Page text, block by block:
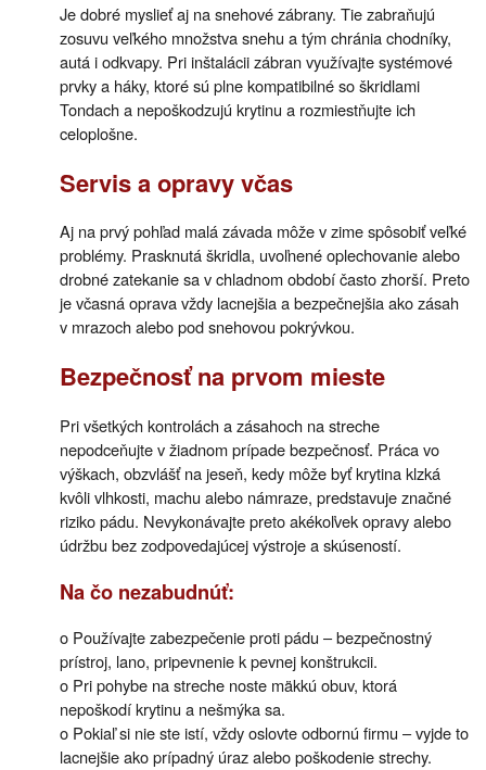
Je dobré myslieť aj na snehové zábrany. Tie zabraňujú
zosuvu veľkého množstva snehu a tým chránia chodníky,
autá i odkvapy. Pri inštalácii zábran využívajte systémové
prvky a háky, ktoré sú plne kompatibilné so škridlami
Tondach a nepoškodzujú krytinu a rozmiestňujte ich
celoplošne.
Servis a opravy včas
Aj na prvý pohľad malá závada môže v zime spôsobiť veľké
problémy. Prasknutá škridla, uvoľnené oplechovanie alebo
drobné zatekanie sa v chladnom období často zhorší. Preto
je včasná oprava vždy lacnejšia a bezpečnejšia ako zásah
v mrazoch alebo pod snehovou pokrývkou.
Bezpečnosť na prvom mieste
Pri všetkých kontrolách a zásahoch na streche
nepodceňujte v žiadnom prípade bezpečnosť. Práca vo
výškach, obzvlášť na jeseň, kedy môže byť krytina klzká
kvôli vlhkosti, machu alebo námraze, predstavuje značné
riziko pádu. Nevykonávajte preto akékoľvek opravy alebo
údržbu bez zodpovedajúcej výstroje a skúseností.
Na čo nezabudnúť:
o Používajte zabezpečenie proti pádu – bezpečnostný
prístroj, lano, pripevnenie k pevnej konštrukcii.
o Pri pohybe na streche noste mäkkú obuv, ktorá
nepoškodí krytinu a nešmýka sa.
o Pokiaľ si nie ste istí, vždy oslovte odbornú firmu – vyjde to
lacnejšie ako prípadný úraz alebo poškodenie strechy.